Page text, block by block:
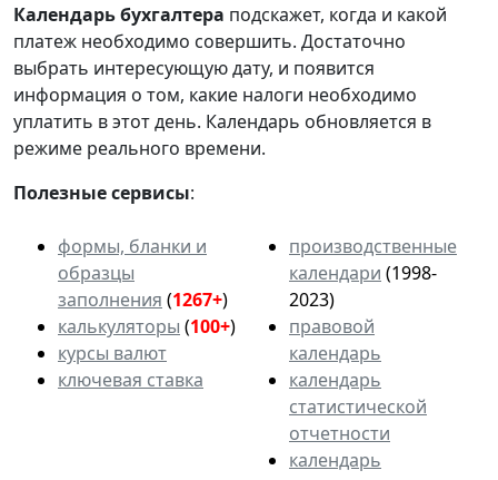
Календарьбухгалтера подскажет, когда и какой
платеж необходимо совершить. Достаточно
выбрать интересующую дату, и появится
информация о том, какие налоги необходимо
уплатить в этот день. Календарь обновляется в
режиме реального времени.
Полезные сервисы:
формы, бланки и
образцы
заполнения (1267+)
калькуляторы (100+)
курсы валют
ключевая ставка
производственные
календари (1998-
2023)
правовой
календарь
календарь
статистической
отчетности
календарь